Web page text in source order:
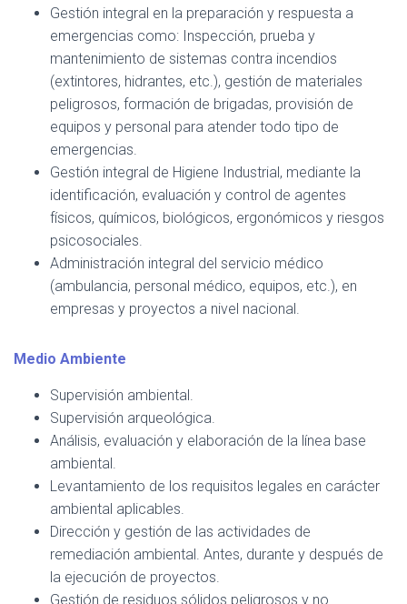
Gestión integral en la preparación y respuesta a
emergencias como: Inspección, prueba y
mantenimiento de sistemas contra incendios
(extintores, hidrantes, etc.), gestión de materiales
peligrosos, formación de brigadas, provisión de
equipos y personal para atender todo tipo de
emergencias.
Gestión integral de Higiene Industrial, mediante la
identificación, evaluación y control de agentes
físicos, químicos, biológicos, ergonómicos y riesgos
psicosociales.
Administración integral del servicio médico
(ambulancia, personal médico, equipos, etc.), en
empresas y proyectos a nivel nacional.
Medio Ambiente
Supervisión ambiental.
Supervisión arqueológica.
Análisis, evaluación y elaboración de la línea base
ambiental.
Levantamiento de los requisitos legales en carácter
ambiental aplicables.
Dirección y gestión de las actividades de
remediación ambiental. Antes, durante y después de
la ejecución de proyectos.
Gestión de residuos sólidos peligrosos y no